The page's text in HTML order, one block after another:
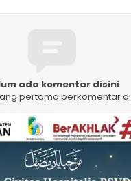
ada komentar disini
pertama berkomentar